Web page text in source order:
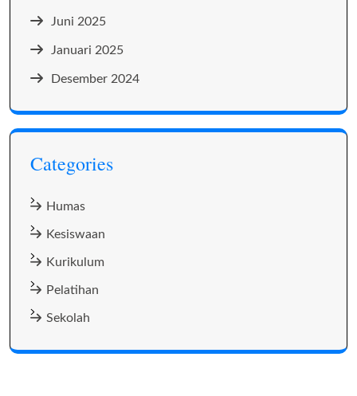
Juni 2025
Januari 2025
Desember 2024
Categories
Humas
Kesiswaan
Kurikulum
Pelatihan
Sekolah